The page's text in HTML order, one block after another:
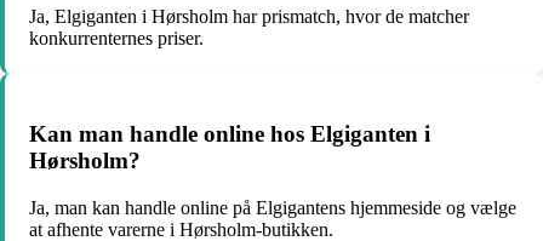
Ja, Elgiganten i Hørsholm har prismatch, hvor de matcher
konkurrenternes priser.
Kan man handle online hos Elgiganten i
Hørsholm?
Ja, man kan handle online på Elgigantens hjemmeside og vælge
at afhente varerne i Hørsholm-butikken.